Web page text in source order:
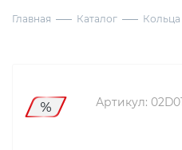
Главная Каталог Кольца
Артикул: